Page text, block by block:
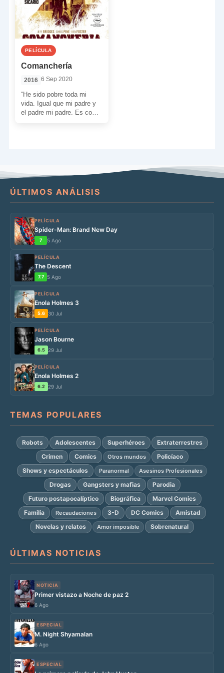
PELÍCULA
Comanchería
2016 6 Sep 2020
“He sido pobre toda mi
vida. Igual que mi padre y
el padre mi padre. Es como
ÚLTIMOS ANÁLISIS
PELÍCULA
Spider-Man: Brand New Day
7 5 Ago
PELÍCULA
The Descent
7.7 5 Ago
PELÍCULA
Enola Holmes 3
5.6 30 Jul
PELÍCULA
Jason Bourne
6.5 29 Jul
PELÍCULA
Enola Holmes 2
6.2 29 Jul
TEMAS POPULARES
Robots Adolescentes Superhéroes
Extraterrestres
Crimen
Comics Otros mundos
Policíaco
Shows y espectáculos
Paranormal Asesinos Profesionales
Drogas Gangsters y mafias
Parodia
Futuro postapocalíptico
Biográfica
Marvel Comics
Familia
Recaudaciones 3-D DC Comics
Amistad
Novelas y relatos
Amor imposible Sobrenatural
ÚLTIMAS NOTICIAS
NOTICIA
Primer vistazo a Noche de paz 2
6 Ago
ESPECIAL
M. Night Shyamalan
6 Ago
ESPECIAL